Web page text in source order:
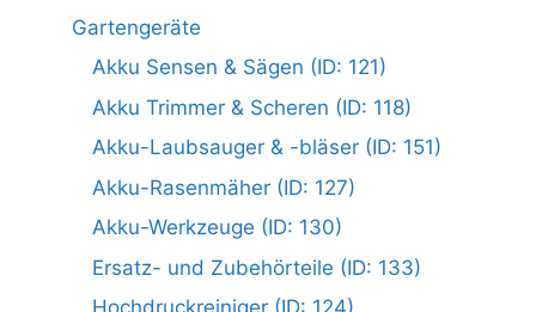
Gartengeräte
Akku Sensen & Sägen (ID: 121)
Akku Trimmer & Scheren (ID: 118)
Akku-Laubsauger & -bläser (ID: 151)
Akku-Rasenmäher (ID: 127)
Akku-Werkzeuge (ID: 130)
Ersatz- und Zubehörteile (ID: 133)
Hochdruckreiniger (ID: 124)